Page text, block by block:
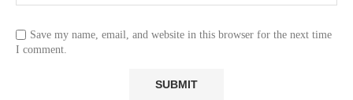
Save my name, email, and website in this browser for the next time
I comment.